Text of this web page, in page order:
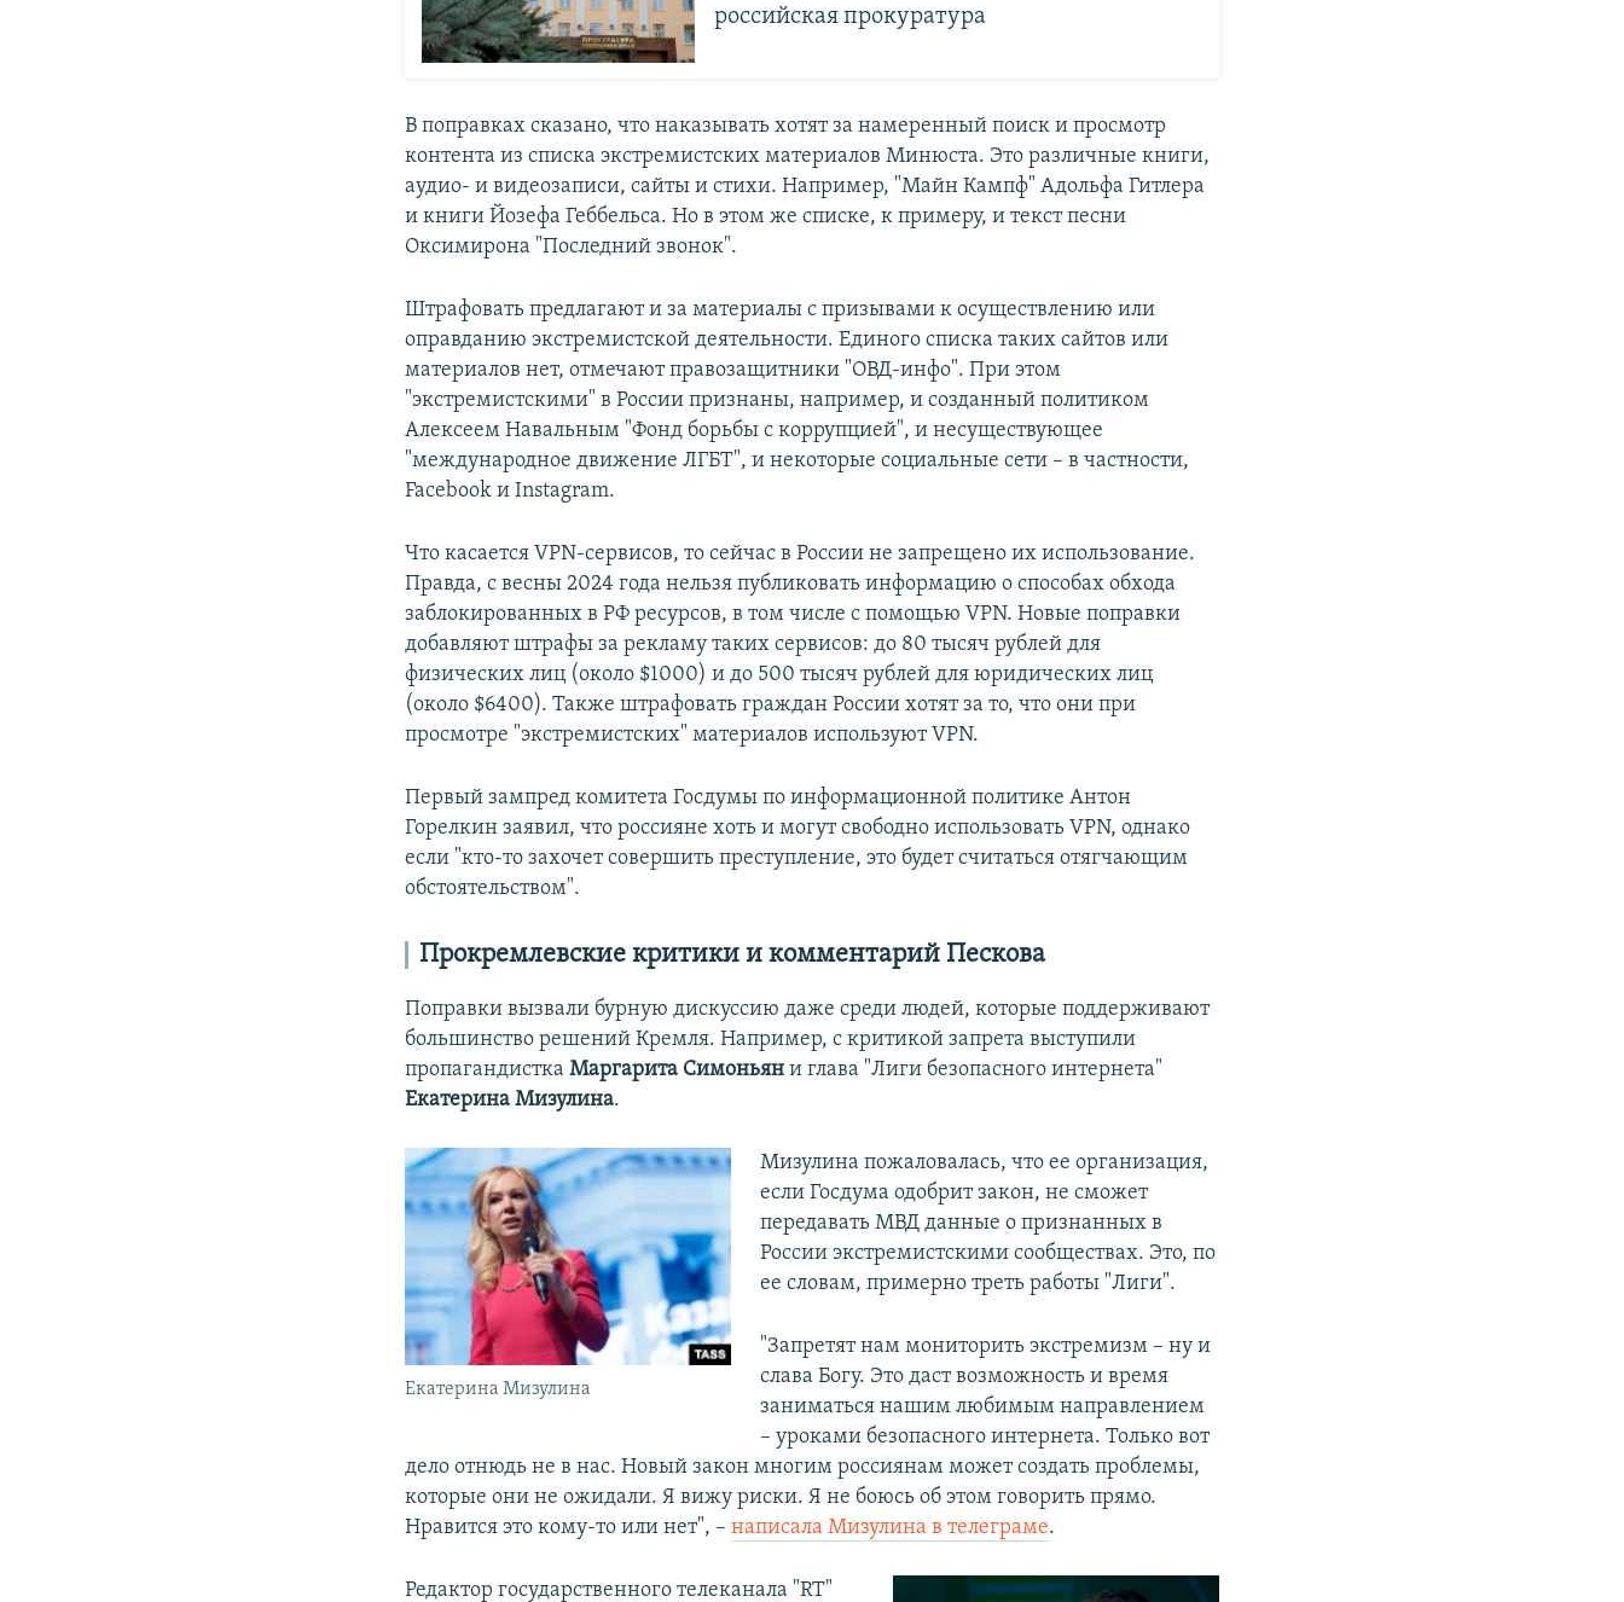
российская прокуратура
В поправках сказано, что наказывать хотят за намеренный поиск и просмотр
контента из списка экстремистских материалов Минюста. Это различные книги,
аудио- и видеозаписи, сайты и стихи. Например, "Майн Кампф" Адольфа Гитлера
и книги Йозефа Геббельса. Но в этом же списке, к примеру, и текст песни
Оксимирона "Последний звонок".
Штрафовать предлагают и за материалы с призывами к осуществлению или
оправданию экстремистской деятельности. Единого списка таких сайтов или
материалов нет, отмечают правозащитники "ОВД-инфо". При этом
"экстремистскими" в России признаны, например, и созданный политиком
Алексеем Навальным "Фонд борьбы с коррупцией", и несуществующее
"международное движение ЛГБТ", и некоторые социальные сети – в частности,
Facebook и Instagram.
Что касается VPN-сервисов, то сейчас в России не запрещено их использование.
Правда, с весны 2024 года нельзя публиковать информацию о способах обхода
заблокированных в РФ ресурсов, в том числе с помощью VPN. Новые поправки
добавляют штрафы за рекламу таких сервисов: до 80 тысяч рублей для
физических лиц (около $1000) и до 500 тысяч рублей для юридических лиц
(около $6400). Также штрафовать граждан России хотят за то, что они при
просмотре "экстремистских" материалов используют VPN.
Первый зампред комитета Госдумы по информационной политике Антон
Горелкин заявил, что россияне хоть и могут свободно использовать VPN, однако
если "кто-то захочет совершить преступление, это будет считаться отягчающим
обстоятельством".
Прокремлевские критики и комментарий Пескова
Поправки вызвали бурную дискуссию даже среди людей, которые поддерживают
большинство решений Кремля. Например, с критикой запрета выступили
пропагандисткаМаргарита Симоньян и глава "Лиги безопасного интернета"
Екатерина Мизулина.
Екатерина Мизулина
Мизулина пожаловалась, что ее организация,
если Госдума одобрит закон, не сможет
передавать МВД данные о признанных в
России экстремистскими сообществах. Это, по
ее словам, примерно треть работы "Лиги".
"Запретят нам мониторить экстремизм – ну и
слава Богу. Это даст возможность и время
заниматься нашим любимым направлением
– уроками безопасного интернета. Только вот
дело отнюдь не в нас. Новый закон многим россиянам может создать проблемы,
которые они не ожидали. Я вижу риски. Я не боюсь об этом говорить прямо.
Нравится это кому-то или нет", –написала Мизулина в телеграме.
Редактор государственного телеканала "RT"